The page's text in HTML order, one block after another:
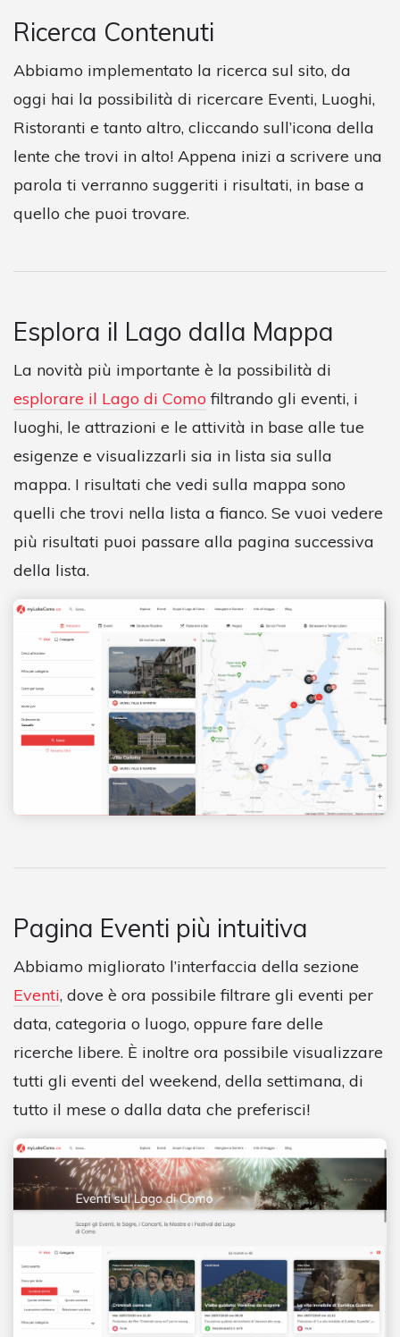
Ricerca Contenuti
Abbiamo implementato la ricerca sul sito, da
oggi hai la possibilità di ricercare Eventi, Luoghi,
Ristoranti e tanto altro, cliccando sull’icona della
lente che trovi in alto! Appena inizi a scrivere una
parola ti verranno suggeriti i risultati, in base a
quello che puoi trovare.
Esplora il Lago dalla Mappa
La novità più importante è la possibilità di
esplorare il Lago di Como filtrando gli eventi, i
luoghi, le attrazioni e le attività in base alle tue
esigenze e visualizzarli sia in lista sia sulla
mappa. I risultati che vedi sulla mappa sono
quelli che trovi nella lista a fianco. Se vuoi vedere
più risultati puoi passare alla pagina successiva
della lista.
Pagina Eventi più intuitiva
Abbiamo migliorato l’interfaccia della sezione
Eventi, dove è ora possibile filtrare gli eventi per
data, categoria o luogo, oppure fare delle
ricerche libere. È inoltre ora possibile visualizzare
tutti gli eventi del weekend, della settimana, di
tutto il mese o dalla data che preferisci!